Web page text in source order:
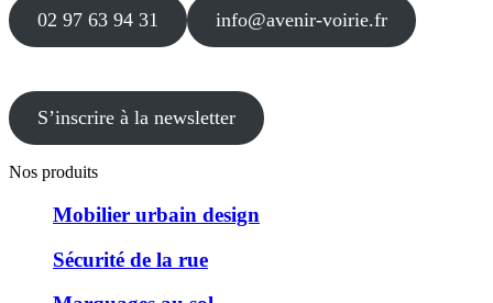
02 97 63 94 31 info@avenir-voirie.fr
S’inscrire à la newsletter
Nos produits
Mobilier urbain design
Sécurité de la rue